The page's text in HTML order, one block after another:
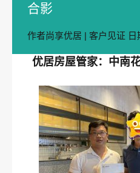
合影
作者尚享优居 | 客户见证 日
优居房屋管家：中南